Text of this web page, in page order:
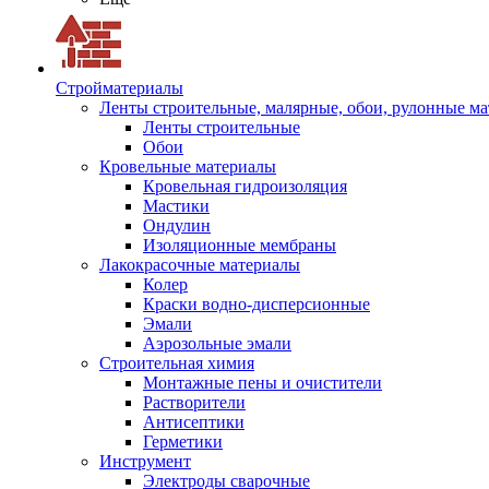
Стройматериалы
Ленты строительные, малярные, обои, рулонные
Ленты строительные
Обои
Кровельные материалы
Кровельная гидроизоляция
Мастики
Ондулин
Изоляционные мембраны
Лакокрасочные материалы
Колер
Краски водно-дисперсионные
Эмали
Аэрозольные эмали
Строительная химия
Монтажные пены и очистители
Растворители
Антисептики
Герметики
Инструмент
Электроды сварочные